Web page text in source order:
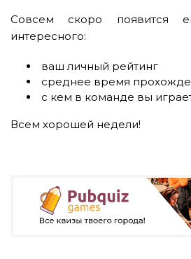
Совсем скоро появится
интересного:
ваш личный рейтинг
среднее время
с кем в команде вы
Всем хорошей недели!